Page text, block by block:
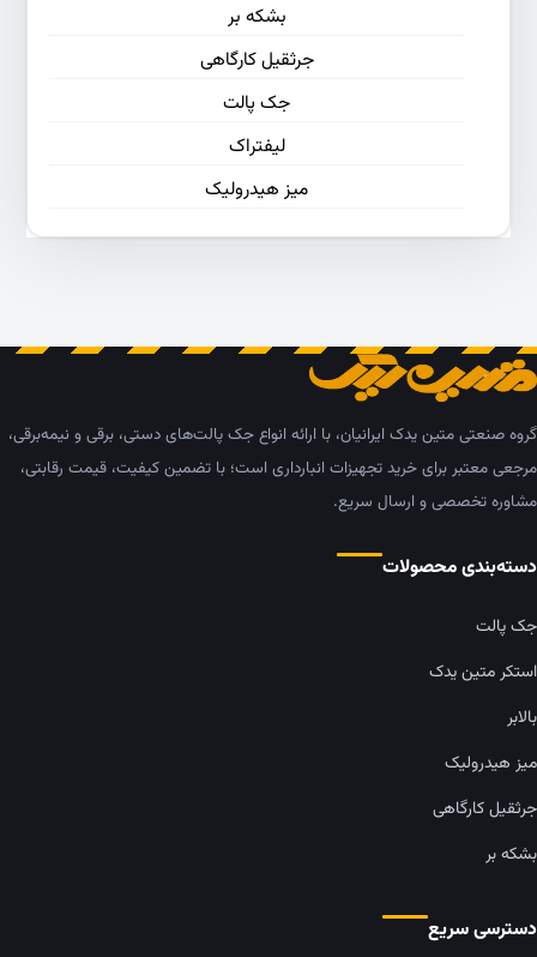
بشکه بر
جرثقیل کارگاهی
جک پالت
لیفتراک
میز هیدرولیک
گروه صنعتی متین یدک ایرانیان، با ارائه انواع جک پالت‌های دستی، برقی و نیمه‌برقی،
مرجعی معتبر برای خرید تجهیزات انبارداری است؛ با تضمین کیفیت، قیمت رقابتی،
مشاوره تخصصی و ارسال سریع.
دسته‌بندی محصولات
جک پالت
استکر متین یدک
بالابر
میز هیدرولیک
جرثقیل کارگاهی
بشکه بر
دسترسی سریع